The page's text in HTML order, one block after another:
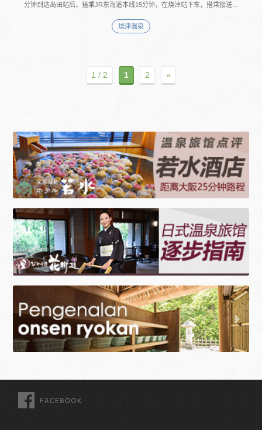
分钟到达岛田站后，搭乘JR东海道本线15分钟，在烧津站下车，搭乘接送...
烧津温泉
1 / 2 1 2 »